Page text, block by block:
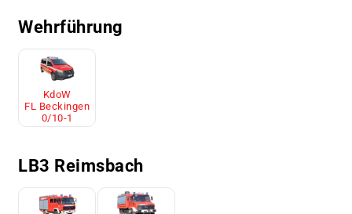
Wehrführung
KdoW
FL Beckingen
0/10-1
LB3 Reimsbach